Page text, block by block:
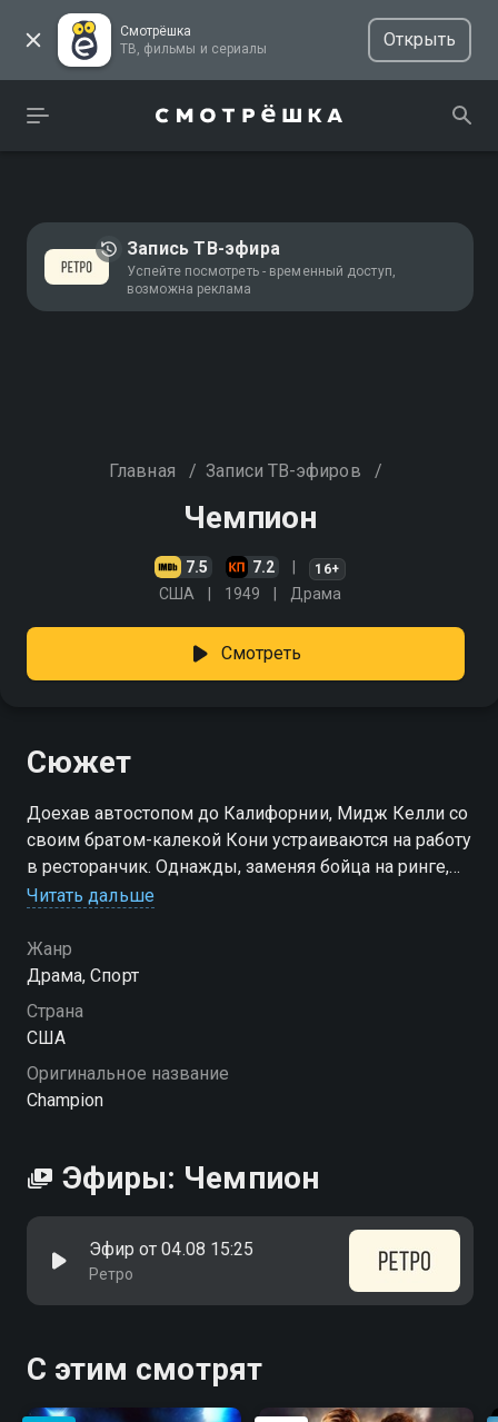
Смотрёшка
ТВ, фильмы и сериалы
Открыть
Запись ТВ-эфира
Успейте посмотреть - временный доступ,
возможна реклама
Главная / Записи ТВ-эфиров /
Чемпион
7.5 7.2 16+
США 1949 Драма
Смотреть
Сюжет
Доехав автостопом до Калифорнии, Мидж Келли со
своим братом-калекой Кони устраиваются на работу
в ресторанчик. Однажды, заменяя бойца на ринге,
он одержал победу и был замечен известным
Читать дальше
Жанр
Драма, Спорт
Страна
США
Оригинальное название
Champion
Эфиры: Чемпион
Эфир от 04.08 15:25
Ретро
С этим смотрят